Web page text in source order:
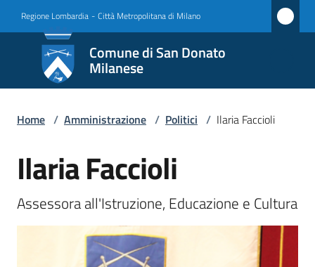
Regione Lombardia - Città Metropolitana di Milano
Comune di San Donato
Milanese
Comune
di San
Donato
Milanese
Amministrazione
Novità
Home / Amministrazione / Politici / Ilaria Faccioli
Salta al contenuto
Ilaria Faccioli
Assessora all'Istruzione, Educazione e Cultura